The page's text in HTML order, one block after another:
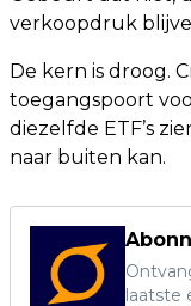
verkoopdruk
De kern is droog.
toegangspoort
diezelfde ETF’s
naar buiten kan.
laatste